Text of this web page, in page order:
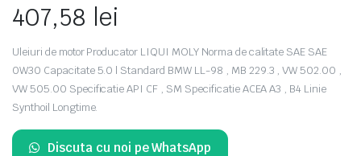
407,58 lei
Uleiuri de motor Producator LIQUI MOLY Norma de calitate SAE SAE
0W30 Capacitate 5.0 l Standard BMW LL-98 , MB 229.3 , VW 502.00 ,
VW 505.00 Specificatie API CF , SM Specificatie ACEA A3 , B4 Linie
Synthoil Longtime.
Discuta cu noi pe WhatsApp